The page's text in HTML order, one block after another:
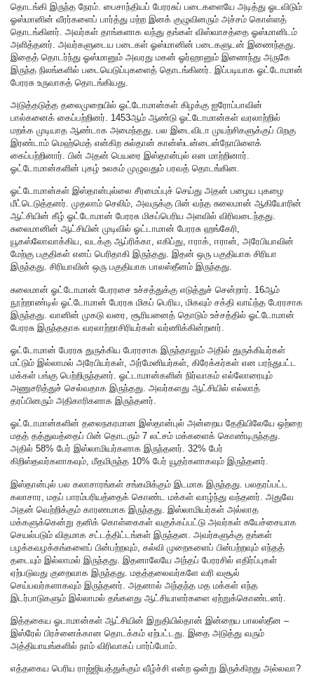
தொடங்கி இருந்த நேரம். பைசாந்தியப் பேரரசுப் படைகளையே அடித்து ஓடவிடும்
ஓஸ்மானின் வீரர்களைப் பார்த்து மற்ற இனக் குழுவினரும் அச்சம் கொள்ளத்
தொடங்கினர். அவர்கள் தாங்களாக வந்து தங்கள் விஸ்வாசத்தை ஓஸ்மானிடம்
அளித்தனர். அவர்களுடைய படைகள் ஓஸ்மானின் படைகளுடன் இணைந்தது.
இதைத் தொடர்ந்து ஓஸ்மானும் அவரது மகன் ஓர்ஹானும் இணைந்து அருகே
இருந்த நிலங்களில் படையெடுப்புகளைத் தொடங்கினர். இப்படியாக ஓட்டோமான்
பேரரசு உருவாகத் தொடங்கியது.
அடுத்தடுத்த தலைமுறையில் ஓட்டோமான்கள் கிழக்கு ஐரோப்பாவின்
பால்கனைக் கைப்பற்றினர். 1453ஆம் ஆண்டு ஓட்டோமான்கள் வரலாற்றில்
மறக்க முடியாத ஆண்டாக அமைந்தது. பல இடைவிடா முயற்சிகளுக்குப் பிறகு
இரண்டாம் மெஹ்மெத் என்கிற சுல்தான் கான்ஸ்டன்டைன்நோபிளைக்
கைப்பற்றினார். பின் அதன் பெயரை இஸ்தான்புல் என மாற்றினார்.
ஓட்டோமான்களின் புகழ் உலகம் முழுவதும் பரவத் தொடங்கின.
ஓட்டோமான்கள் இஸ்தான்புல்லை சீரமைப்புச் செய்து அதன் பழைய புகழை
மீட்டெடுத்தனர். முதலாம் செலிம், அவருக்கு பின் வந்த சுலைமான் ஆகியோரின்
ஆட்சியின் கீழ் ஓட்டோமான் பேரரசு மிகப்பெரிய அளவில் விரிவடைந்தது.
சுலைமானின் ஆட்சியின் முடிவில் ஓட்டாமான் பேரரசு ஹங்கேரி,
யூகஸ்லோவாக்கிய, வடக்கு ஆப்ரிக்கா, எகிப்து, ஈராக், ஈரான், அரேபியாவின்
மேற்கு பகுதிகள் எனப் பெரிதாகி இருந்தது. இதன் ஒரு பகுதியாக சிரியா
இருந்தது. சிரியாவின் ஒரு பகுதியாக பாலஸ்தீனம் இருந்தது.
சுலைமான் ஓட்டோமான் பேரரசை உச்சத்துக்கு எடுத்துச் சென்றார். 16ஆம்
நூற்றாண்டில் ஓட்டோமான் பேரரசு மிகப் பெரிய, மிகவும் சக்தி வாய்ந்த பேரரசாக
இருந்தது. வானின் முகடு வரை, சூரியனைத் தொடும் உச்சத்தில் ஓட்டோமான்
பேரரசு இருந்ததாக வரலாற்றாசிரியர்கள் வர்ணிக்கின்றனர்.
ஓட்டோமான் பேரரசு துருக்கிய பேரரசாக இருந்தாலும் அதில் துருக்கியர்கள்
மட்டும் இல்லாமல் அரேபியர்கள், அர்மேனியர்கள், கிரேக்கர்கள் என பரந்துபட்ட
மக்கள் பங்கு பெற்றிருந்தனர். ஓட்டாமான்களின் நிர்வாகம் எல்லோரையும்
அணுசரித்துச் செல்வதாக இருந்தது. அவர்களது ஆட்சியில் எல்லாத்
தரப்பினரும் அதிகாரிகளாக இருந்தனர்.
ஓட்டோமான்களின் தலைநகரமான இஸ்தான்புல் அன்றைய தேதியிலேயே ஒற்றை
மதத் தத்துவத்தைப் பின் தொடரும் 7 லட்சம் மக்களைக் கொண்டிருந்தது.
அதில் 58% பேர் இஸ்லாமியர்களாக இருந்தனர். 32% பேர்
கிறிஸ்தவர்களாகவும், மீதமிருந்த 10% பேர் யூதர்களாகவும் இருந்தனர்.
இஸ்தான்புல் பல கலாசாரங்கள் சங்கமிக்கும் இடமாக இருந்தது. பலதரப்பட்ட
கலாசார, மதப் பாரம்பரியத்தைக் கொண்ட மக்கள் வாழ்ந்து வந்தனர். அதுவே
அதன் வெற்றிக்கும் காரணமாக இருந்தது. இஸ்லாமியர்கள் அல்லாத
மக்களுக்கென்று தனிக் கொள்கைகள் வகுக்கப்பட்டு அவர்கள் சுயேச்சையாக
செயல்படும் விதமாக சட்டத்திட்டங்கள் இருந்தன. அவர்களுக்கு தங்கள்
பழக்கவழக்கங்களைப் பின்பற்றவும், கல்வி முறைகளைப் பின்பற்றவும் எந்தத்
தடையும் இல்லாமல் இருந்தது. இதனாலேயே அந்தப் பேரரசில் எதிர்ப்புகள்
ஏற்படுவது குறைவாக இருந்தது. மதத்தலைவர்களே வரி வசூல்
செய்பவர்களாகவும் இருந்தனர். அதனால் அந்தந்த மத மக்கள் எந்த
இடர்பாடுகளும் இல்லாமல் தங்களது ஆட்சியாளர்களை ஏற்றுக்கொண்டனர்.
இத்தகைய ஓடாமான்கள் ஆட்சியின் இறுதியில்தான் இன்றைய பாலஸ்தீன –
இஸ்ரேல் பிரச்னைக்கான தொடக்கம் ஏற்பட்டது. இதை அடுத்து வரும்
அத்தியாயங்களில் நாம் விரிவாகப் பார்ப்போம்.
எத்தகைய பெரிய ராஜ்ஜியத்துக்கும் வீழ்ச்சி என்ற ஒன்று இருக்கிறது அல்லவா?